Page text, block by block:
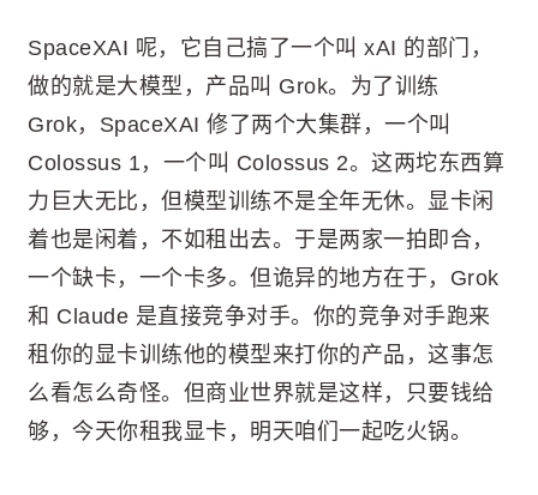
SpaceXAI 呢，它自己搞了一个叫 xAI 的部门，
做的就是大模型，产品叫 Grok。为了训练
Grok，SpaceXAI 修了两个大集群，一个叫
Colossus 1，一个叫 Colossus 2。这两坨东西算
力巨大无比，但模型训练不是全年无休。显卡闲
着也是闲着，不如租出去。于是两家一拍即合，
一个缺卡，一个卡多。但诡异的地方在于，Grok
和 Claude 是直接竞争对手。你的竞争对手跑来
租你的显卡训练他的模型来打你的产品，这事怎
么看怎么奇怪。但商业世界就是这样，只要钱给
够，今天你租我显卡，明天咱们一起吃火锅。